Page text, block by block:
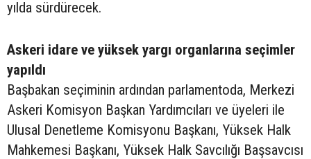
yılda sürdürecek.
Askeri idare ve yüksek yargı organlarına seçimler
yapıldı
Başbakan seçiminin ardından parlamentoda, Merkezi
Askeri Komisyon Başkan Yardımcıları ve üyeleri ile
Ulusal Denetleme Komisyonu Başkanı, Yüksek Halk
Mahkemesi Başkanı, Yüksek Halk Savcılığı Başsavcısı